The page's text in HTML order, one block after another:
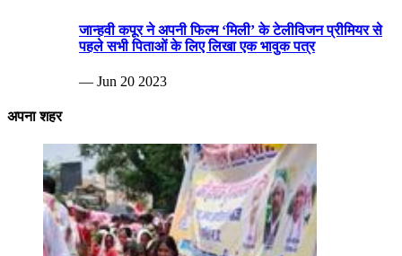
जान्हवी कपूर ने अपनी फिल्म ‘मिली’ के टेलीविजन प्रीमियर से
पहले सभी पिताओं के लिए लिखा एक भावुक पत्र
— Jun 20 2023
अपना शहर